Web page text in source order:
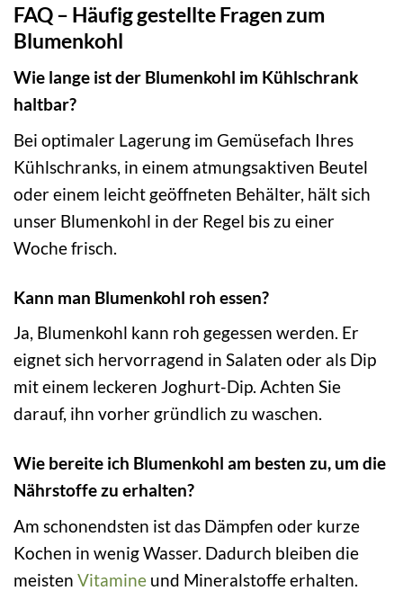
FAQ – Häufig gestellte Fragen zum
Blumenkohl
Wie lange ist der Blumenkohl im Kühlschrank
haltbar?
Bei optimaler Lagerung im Gemüsefach Ihres
Kühlschranks, in einem atmungsaktiven Beutel
oder einem leicht geöffneten Behälter, hält sich
unser Blumenkohl in der Regel bis zu einer
Woche frisch.
Kann man Blumenkohl roh essen?
Ja, Blumenkohl kann roh gegessen werden. Er
eignet sich hervorragend in Salaten oder als Dip
mit einem leckeren Joghurt-Dip. Achten Sie
darauf, ihn vorher gründlich zu waschen.
Wie bereite ich Blumenkohl am besten zu, um die
Nährstoffe zu erhalten?
Am schonendsten ist das Dämpfen oder kurze
Kochen in wenig Wasser. Dadurch bleiben die
meisten Vitamine und Mineralstoffe erhalten.